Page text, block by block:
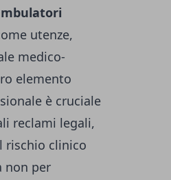
utenze,
medico-
elemento
è cruciale
reclami legali,
rischio clinico
non per